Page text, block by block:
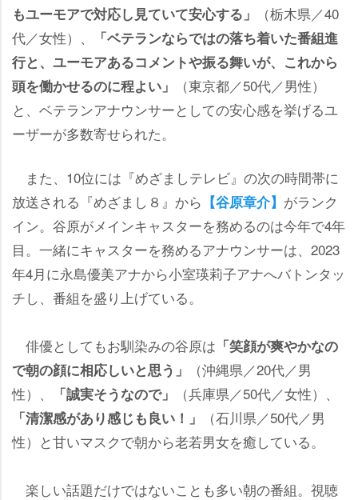
もユーモアで対応し見ていて安心する」
（栃木県／40
代／女性）、
「ベテランならではの落ち着いた番組進
行と、ユーモアあるコメントや振る舞いが、これから
頭を働かせるのに程よい」
（東京都／50代／男性）
と、ベテランアナウンサーとしての安心感を挙げるユ
ーザーが多数寄せられた。
また、10位には『めざましテレビ』の次の時間帯に
放送される『めざまし８』から 【谷原章介】 がランク
イン。谷原がメインキャスターを務めるのは今年で4年
目。一緒にキャスターを務めるアナウンサーは、2023
年4月に永島優美アナから小室瑛莉子アナへバトンタッ
チし、番組を盛り上げている。
俳優としてもお馴染みの谷原は 「笑顔が爽やかなの
で朝の顔に相応しいと思う」
（沖縄県／20代／男
性）、
「誠実そうなので」 （兵庫県／50代／女性）、
「清潔感があり感じも良い！」
（石川県／50代／男
性）と甘いマスクで朝から老若男女を癒している。
楽しい話題だけではないことも多い朝の番組。視聴